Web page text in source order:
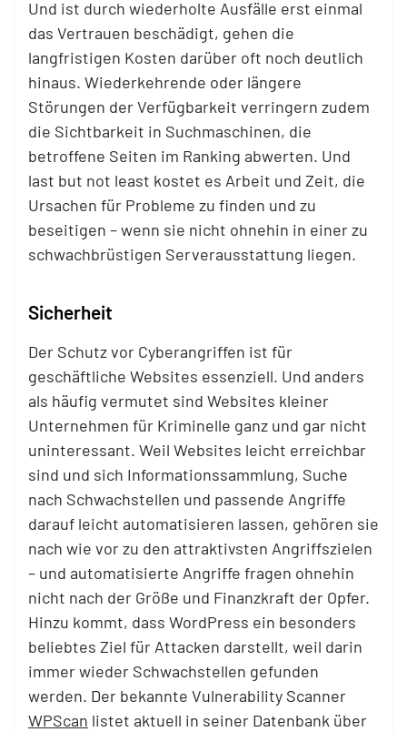
Und ist durch wiederholte Ausfälle erst einmal
das Vertrauen beschädigt, gehen die
langfristigen Kosten darüber oft noch deutlich
hinaus. Wiederkehrende oder längere
Störungen der Verfügbarkeit verringern zudem
die Sichtbarkeit in Suchmaschinen, die
betroffene Seiten im Ranking abwerten. Und
last but not least kostet es Arbeit und Zeit, die
Ursachen für Probleme zu finden und zu
beseitigen – wenn sie nicht ohnehin in einer zu
schwachbrüstigen Serverausstattung liegen.
Sicherheit
Der Schutz vor Cyberangriffen ist für
geschäftliche Websites essenziell. Und anders
als häufig vermutet sind Websites kleiner
Unternehmen für Kriminelle ganz und gar nicht
uninteressant. Weil Websites leicht erreichbar
sind und sich Informationssammlung, Suche
nach Schwachstellen und passende Angriffe
darauf leicht automatisieren lassen, gehören sie
nach wie vor zu den attraktivsten Angriffszielen
– und automatisierte Angriffe fragen ohnehin
nicht nach der Größe und Finanzkraft der Opfer.
Hinzu kommt, dass WordPress ein besonders
beliebtes Ziel für Attacken darstellt, weil darin
immer wieder Schwachstellen gefunden
werden. Der bekannte Vulnerability Scanner
WPScan listet aktuell in seiner Datenbank über